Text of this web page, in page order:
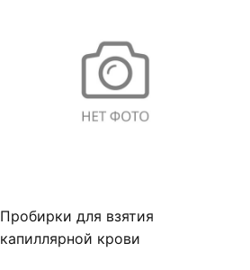
Пробирки для взятия
капиллярной крови